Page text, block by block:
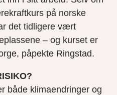
på norske
det tidligere vært
– og kurset er
påpekte Ringstad.
både klimaendringer og